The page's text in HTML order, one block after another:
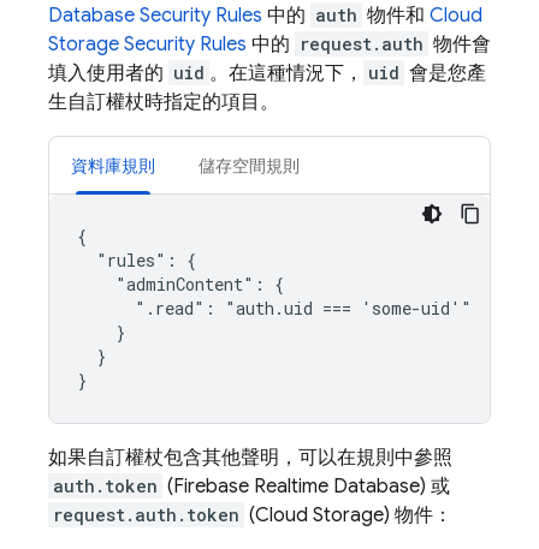
Database Security Rules 中的 auth 物件和 Cloud
Storage Security Rules 中的 request.auth 物件會
填入使用者的 uid 。在這種情況下， uid 會是您產
生自訂權杖時指定的項目。
資料庫規則 儲存空間規則
{
  "rules": {
    "adminContent": {
      ".read": "auth.uid === 'some-uid'"
    }
  }
如果自訂權杖包含其他聲明，可以在規則中參照
auth.token (Firebase Realtime Database) 或
request.auth.token (Cloud Storage) 物件：